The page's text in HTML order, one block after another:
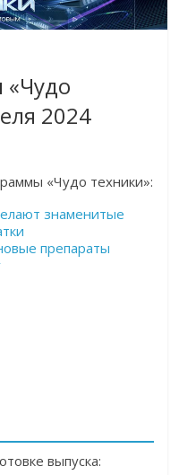
«Чудо
2024
«Чудо техники»:
знаменитые
препараты
выпуска: